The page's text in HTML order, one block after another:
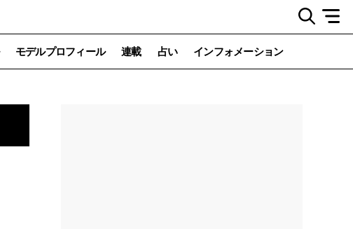
モデルプロフィール 連載 占い インフォメーション